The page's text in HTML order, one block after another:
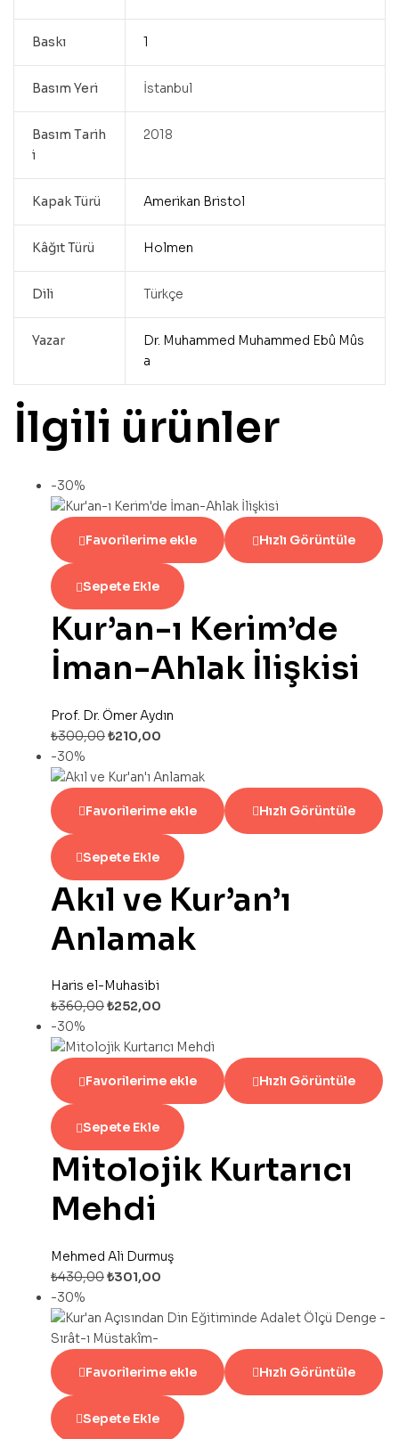
Baskı 1
Basım Yeri İstanbul
Basım Tarih
i
2018
Kapak Türü Amerikan Bristol
Kâğıt Türü Holmen
Dili Türkçe
Yazar
Dr. Muhammed Muhammed Ebû Mûs
a
İlgili ürünler
-30%
Favorilerime ekle Hızlı Görüntüle
Sepete Ekle
Kur’an-ı Kerim’de
İman-Ahlak İlişkisi
Prof. Dr. Ömer Aydın
₺300,00₺210,00
-30%
Favorilerime ekle Hızlı Görüntüle
Sepete Ekle
Akıl ve Kur’an’ı
Anlamak
Haris el-Muhasibi
₺360,00₺252,00
-30%
Favorilerime ekle Hızlı Görüntüle
Sepete Ekle
Mitolojik Kurtarıcı
Mehdi
Mehmed Ali Durmuş
₺430,00₺301,00
-30%
Favorilerime ekle Hızlı Görüntüle
Sepete Ekle